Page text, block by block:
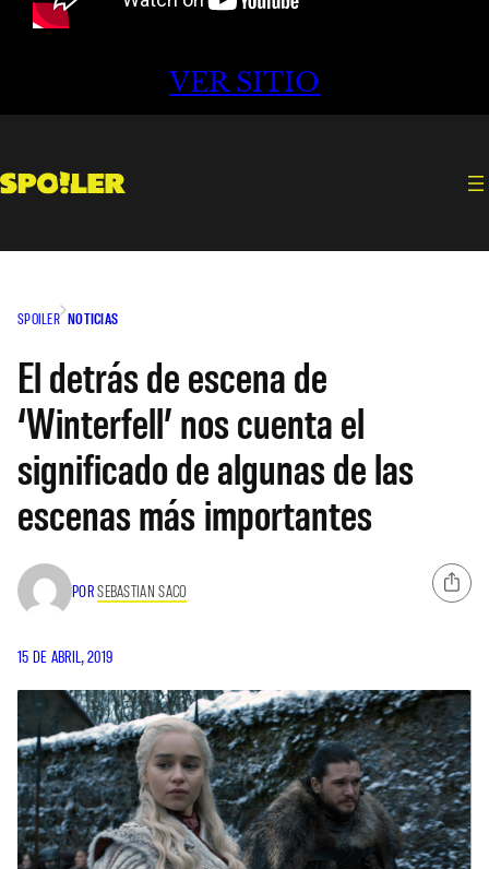
VER SITIO
SPOILER NOTICIAS
El detrás de escena de
‘Winterfell’ nos cuenta el
significado de algunas de las
escenas más importantes
PORSEBASTIAN SACO
15 DE ABRIL, 2019